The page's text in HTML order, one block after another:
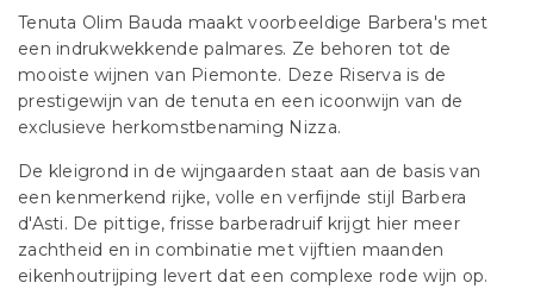
Tenuta Olim Bauda maakt voorbeeldige Barbera's met
een indrukwekkende palmares. Ze behoren tot de
mooiste wijnen van Piemonte. Deze Riserva is de
prestigewijn van de tenuta en een icoonwijn van de
exclusieve herkomstbenaming Nizza.
De kleigrond in de wijngaarden staat aan de basis van
een kenmerkend rijke, volle en verfijnde stijl Barbera
d'Asti. De pittige, frisse barberadruif krijgt hier meer
zachtheid en in combinatie met vijftien maanden
eikenhoutrijping levert dat een complexe rode wijn op.